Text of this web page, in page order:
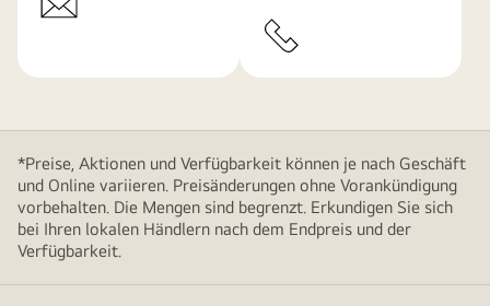
*Preise, Aktionen und Verfügbarkeit können je nach Geschäft
und Online variieren. Preisänderungen ohne Vorankündigung
vorbehalten. Die Mengen sind begrenzt. Erkundigen Sie sich
bei Ihren lokalen Händlern nach dem Endpreis und der
Verfügbarkeit.